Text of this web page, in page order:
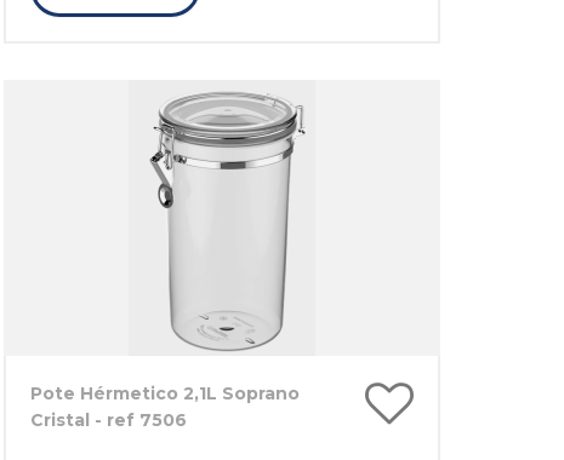
Pote Hérmetico 2,1L Soprano
Cristal - ref 7506